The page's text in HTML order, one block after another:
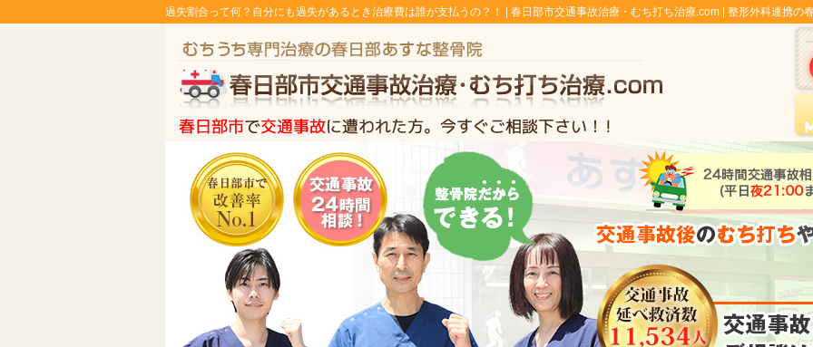
過失割合って何？自分にも過失があるとき治療費は誰が支払うの？！ | 春日部市交通事故治療・むち打ち治療.com | 整形外科連携の